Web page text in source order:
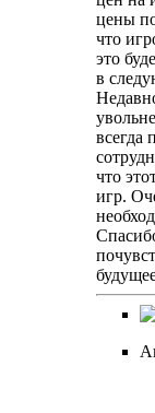
цены
что
это
в
всегда
что
игр.